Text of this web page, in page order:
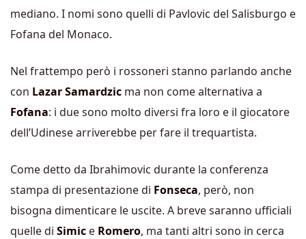
mediano. I nomi sono quelli di Pavlovic del Salisburgo e
Fofana del Monaco.
Nel frattempo però i rossoneri stanno parlando anche
con Lazar Samardzic ma non come alternativa a
Fofana: i due sono molto diversi fra loro e il giocatore
dell’Udinese arriverebbe per fare il trequartista.
Come detto da Ibrahimovic durante la conferenza
stampa di presentazione di Fonseca, però, non
bisogna dimenticare le uscite. A breve saranno ufficiali
quelle di Simic e Romero, ma tanti altri sono in cerca